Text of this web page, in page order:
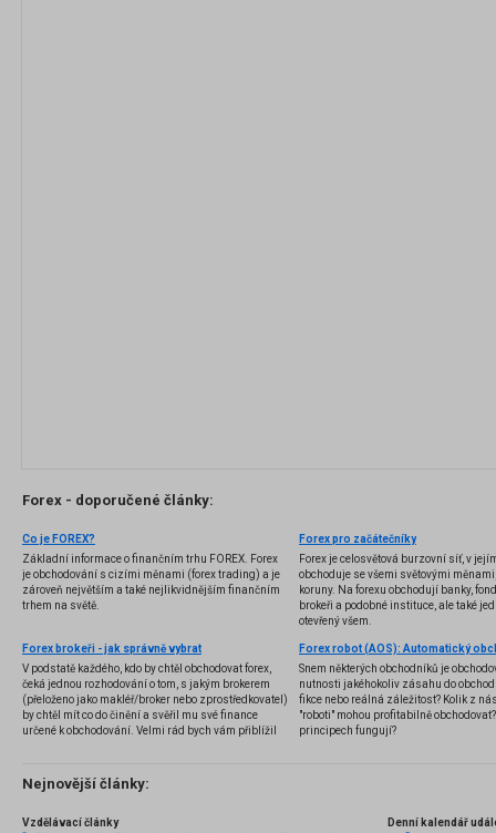
Forex - doporučené články:
Co je FOREX?
Základní informace o finančním trhu FOREX. Forex
je obchodování s cizími měnami (forex trading) a je
zároveň největším a také nejlikvidnějším finančním
trhem na světě.
Forex pro začátečníky
Forex je celosvětová burzovní síť, v
obchoduje se všemi světovými
koruny. Na forexu obchodují banky,
brokeři a podobné instituce, ale také
otevřený všem.
Forex brokeři - jak správně vybrat
V podstatě každého, kdo by chtěl obchodovat forex,
čeká jednou rozhodování o tom, s jakým brokerem
(přeloženo jako makléř/broker nebo zprostředkovatel)
by chtěl mít co do činění a svěřil mu své finance
určené k obchodování. Velmi rád bych vám přiblížil
několik příkladů nejznámějších z nich.
Snem některých obchodníků je
nutnosti jakéhokoliv zásahu do
fikce nebo reálná záležitost? Kolik z
"roboti" mohou profitabilně
principech fungují?
Nejnovější články:
Vzdělávací články
Denní kalendář